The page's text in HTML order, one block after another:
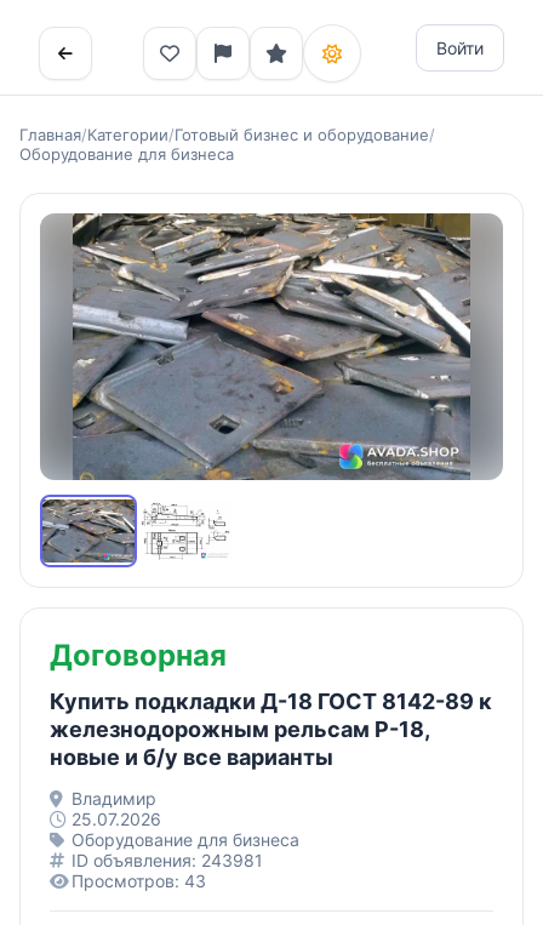
Войти
Главная/Категории/Готовый бизнес и оборудование/
Оборудование для бизнеса
Договорная
Купить подкладки Д-18 ГОСТ 8142-89 к
железнодорожным рельсам Р-18,
новые и б/у все варианты
Владимир
25.07.2026
Оборудование для бизнеса
ID объявления: 243981
Просмотров: 43